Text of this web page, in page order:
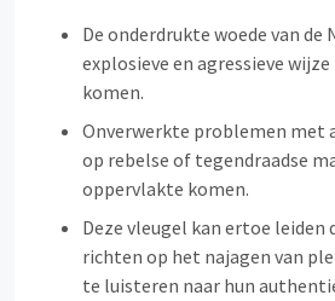
De onderdrukte woede van de
explosieve en agressieve
komen.
Onverwerkte problemen met
op rebelse of tegendraadse
oppervlakte komen.
Deze vleugel kan ertoe leiden
richten op het najagen van
te luisteren naar hun